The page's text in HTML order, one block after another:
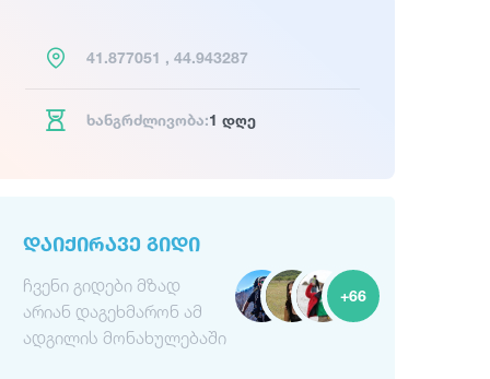
41.877051 , 44.943287
ხანგრძლივობა:1 დღე
ᲓᲐᲘᲥᲘᲠᲐᲕᲔ ᲒᲘᲓᲘ
ჩვენი გიდები მზად
არიან დაგეხმარონ ამ
ადგილის მონახულებაში
+66